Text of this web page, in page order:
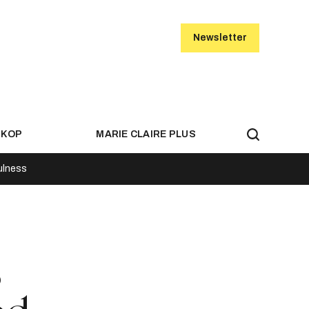
Newsletter
MARIE CLAIRE PLUS